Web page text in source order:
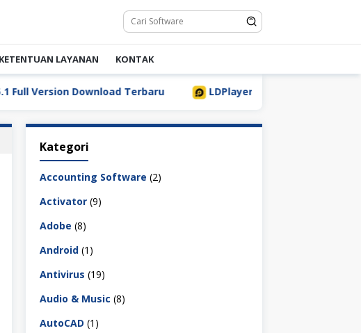
KETENTUAN LAYANAN KONTAK
Terbaru LDPlayer 9.5.32.0 Full Download Terbaru [2026]
Kategori
Accounting Software (2)
Activator (9)
Adobe (8)
Android (1)
Antivirus (19)
Audio & Music (8)
AutoCAD (1)